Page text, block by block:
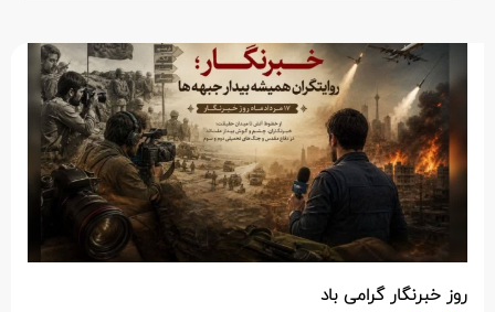
روز خبرنگار گرامی باد